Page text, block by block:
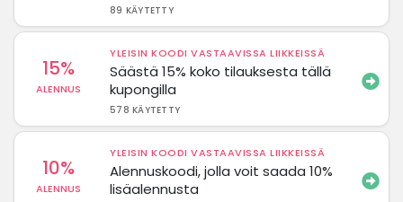
89 KÄYTETTY
15%
ALENNUS
YLEISIN KOODI VASTAAVISSA LIIKKEISSÄ
Säästä 15% koko tilauksesta tällä
kupongilla
578 KÄYTETTY
10%
ALENNUS
YLEISIN KOODI VASTAAVISSA LIIKKEISSÄ
Alennuskoodi, jolla voit saada 10%
lisäalennusta